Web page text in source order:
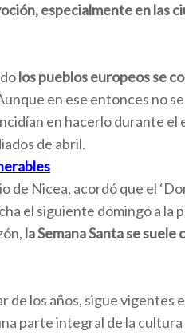
especialmente en las
los pueblos europeos se
en ese entonces no
en hacerlo durante el
de abril.
de Nicea, acordó que el
el siguiente domingo a la
la Semana Santa se suele
de los años, sigue vigentes
parte integral de la cultura